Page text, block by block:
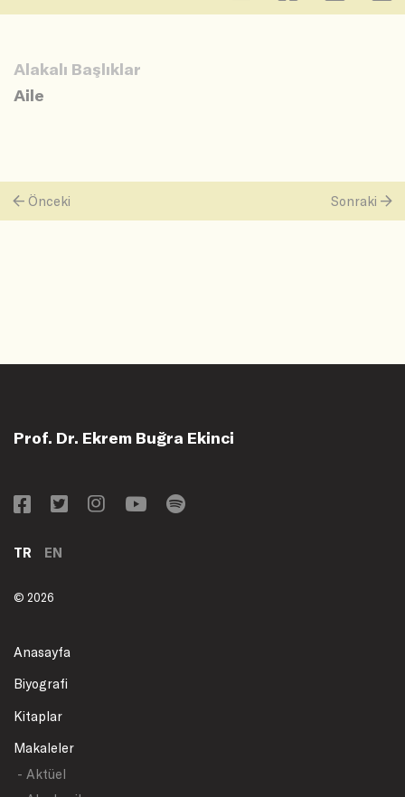
Alakalı Başlıklar
Aile
Önceki Sonraki
Prof. Dr. Ekrem Buğra Ekinci
TR EN
© 2026
Anasayfa
Biyografi
Kitaplar
Makaleler
- Aktüel